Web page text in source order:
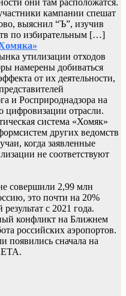
кампании спешат
выяснил “Ъ”, изучив
по избирательным […]
утилизации отходов
намерены добиваться
от их деятельности,
и Росприроднадзора на
цифровизации отрасли.
система «Хомяк»
других ведомств
когда заявленные
не соответствуют
совершили 2,99 млн
это почти на 20%
с 2021 года.
конфликт на Ближнем
российских аэропортов.
сначала на